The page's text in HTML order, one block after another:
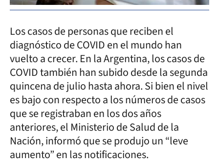
Los casos de personas que reciben el
diagnóstico de COVID en el mundo han
vuelto a crecer. En la Argentina, los casos de
COVID también han subido desde la segunda
quincena de julio hasta ahora. Si bien el nivel
es bajo con respecto a los números de casos
que se registraban en los dos años
anteriores, el Ministerio de Salud de la
Nación, informó que se produjo un “leve
aumento” en las notificaciones.